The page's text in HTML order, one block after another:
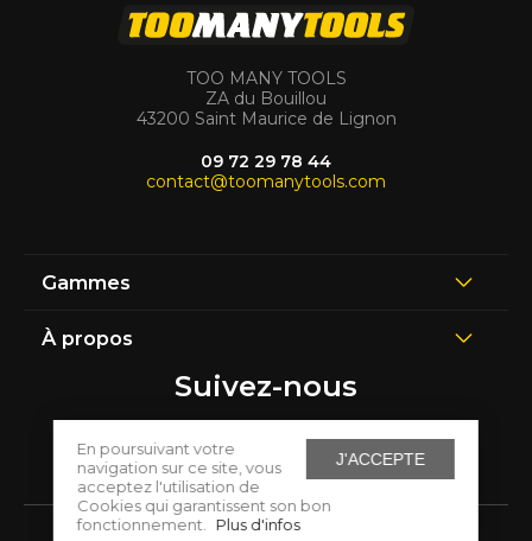
J'ACCEPTE
En poursuivant votre
navigation sur ce site, vous
acceptez l'utilisation de
Cookies qui garantissent son bon
fonctionnement.
Plus d'infos
TOO MANY TOOLS
ZA du Bouillou
43200 Saint Maurice de Lignon
09 72 29 78 44
contact@toomanytools.com
Gammes
À propos
Suivez-nous